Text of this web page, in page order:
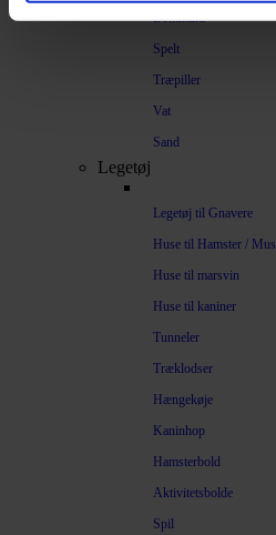
Bommuld
Spelt
Træpiller
Vat
Sand
Legetøj
Legetøj til Gnavere
Huse til Hamster / Mus
Huse til marsvin
Huse til kaniner
Tunneler
Træklodser
Hængekøje
Kaninhop
Hamsterbold
Aktivitetsbolde
Spil